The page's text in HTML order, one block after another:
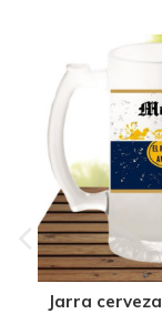
Jarra cerveza